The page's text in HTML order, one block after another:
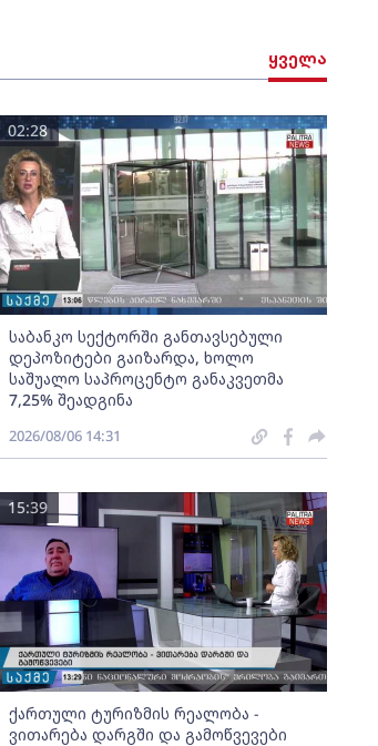
ყველა
საბანკო სექტორში განთავსებული
დეპოზიტები გაიზარდა, ხოლო
საშუალო საპროცენტო განაკვეთმა
7,25% შეადგინა
02:28
2026/08/06 14:31
ქართული ტურიზმის რეალობა -
ვითარება დარგში და გამოწვევები
15:39